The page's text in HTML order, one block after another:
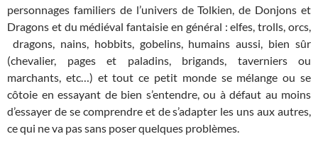
personnages familiers de l’univers de Tolkien, de Donjons et
Dragons et du médiéval fantaisie en général : elfes, trolls, orcs,
dragons, nains, hobbits, gobelins, humains aussi, bien sûr
(chevalier, pages et paladins, brigands, taverniers ou
marchants, etc…) et tout ce petit monde se mélange ou se
côtoie en essayant de bien s’entendre, ou à défaut au moins
d’essayer de se comprendre et de s’adapter les uns aux autres,
ce qui ne va pas sans poser quelques problèmes.